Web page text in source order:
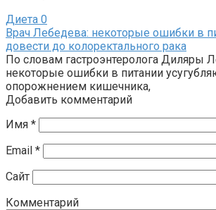
Диета 0
Врач Лебедева: некоторые ошибки в
довести до колоректального рака
По словам гастроэнтеролога Диляры
некоторые ошибки в питании
опорожнением кишечника,
Добавить комментарий
Имя *
Email *
Сайт
Комментарий